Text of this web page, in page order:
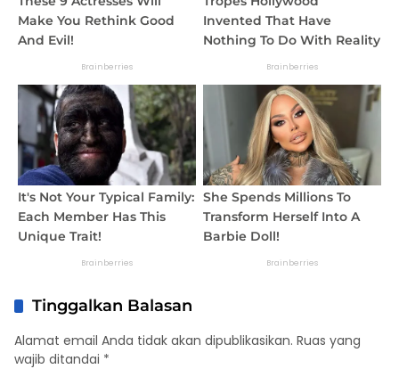
Tinggalkan Balasan
Alamat email Anda tidak akan dipublikasikan. Ruas yang
wajib ditandai *